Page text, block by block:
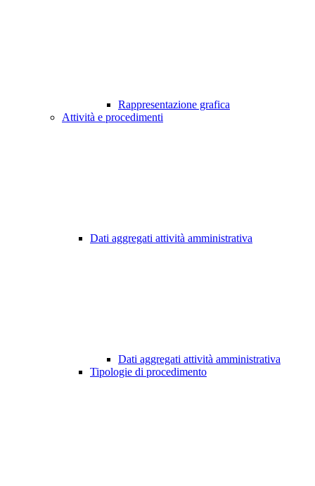
Rappresentazione grafica
Attività e procedimenti
Dati aggregati attività amministrativa
Dati aggregati attività amministrativa
Tipologie di procedimento